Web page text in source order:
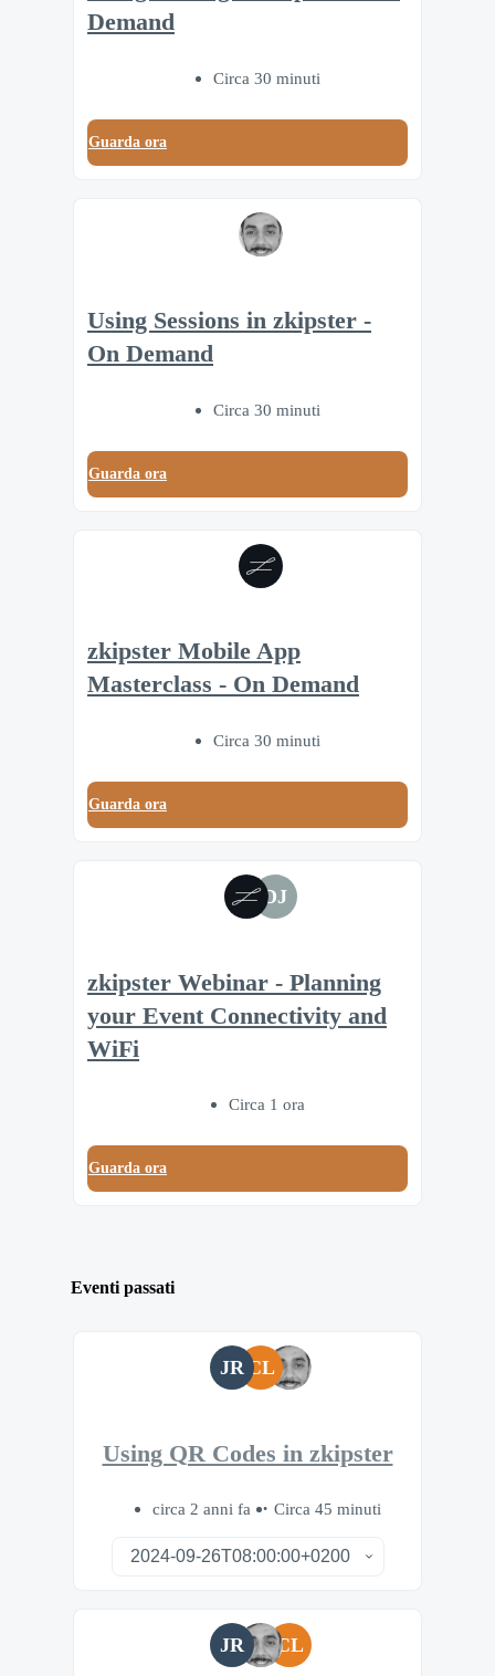
Demand
Circa 30 minuti
Guarda ora
Using Sessions in zkipster -
On Demand
Circa 30 minuti
Guarda ora
zkipster Mobile App
Masterclass - On Demand
Circa 30 minuti
Guarda ora
DJ
zkipster Webinar - Planning
your Event Connectivity and
WiFi
Circa 1 ora
Guarda ora
Eventi passati
JR CL
Using QR Codes in zkipster
circa 2 anni fa Circa 45 minuti
JR CL